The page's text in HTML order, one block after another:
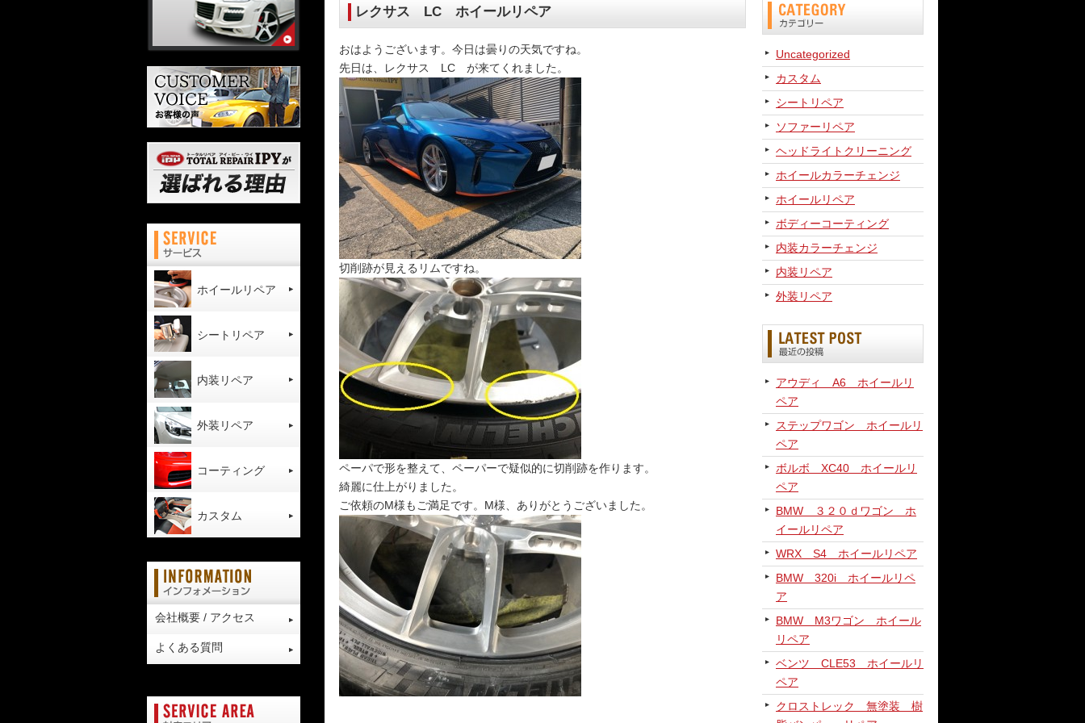
レクサス LC ホイールリペア
おはようございます。今日は曇りの天気ですね。
先日は、レクサス LC が来てくれました。
切削跡が見えるリムですね。
ペーパで形を整えて、ペーパーで疑似的に切削跡を作ります。
綺麗に仕上がりました。
ご依頼のM様もご満足です。M様、ありがとうございました。
Uncategorized
カスタム
シートリペア
ソファーリペア
ヘッドライトクリーニング
ホイールカラーチェンジ
ホイールリペア
ボディーコーティング
内装カラーチェンジ
内装リペア
外装リペア
アウディ A6 ホイールリ
ペア
ステップワゴン ホイールリ
ペア
ボルボ XC40 ホイールリ
ペア
BMW ３２０ｄワゴン ホ
イールリペア
WRX S4 ホイールリペア
BMW 320i ホイールリペ
ア
BMW M3ワゴン ホイール
リペア
ベンツ CLE53 ホイールリ
ペア
クロストレック 無塗装 樹
ホイールリペア
シートリペア
内装リペア
外装リペア
コーティング
カスタム
会社概要 / アクセス
よくある質問